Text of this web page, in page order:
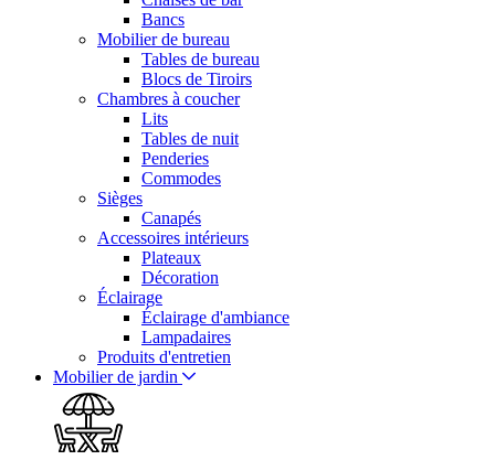
Bancs
Mobilier de bureau
Tables de bureau
Blocs de Tiroirs
Chambres à coucher
Lits
Tables de nuit
Penderies
Commodes
Sièges
Canapés
Accessoires intérieurs
Plateaux
Décoration
Éclairage
Éclairage d'ambiance
Lampadaires
Produits d'entretien
Mobilier de jardin